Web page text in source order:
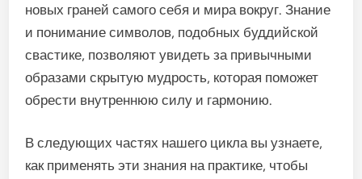
новых граней самого себя и мира вокруг. Знание
и понимание символов, подобных буддийской
свастике, позволяют увидеть за привычными
образами скрытую мудрость, которая поможет
обрести внутреннюю силу и гармонию.
В следующих частях нашего цикла вы узнаете,
как применять эти знания на практике, чтобы